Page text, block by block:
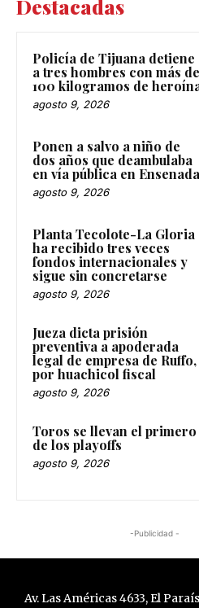
Destacadas
Policía de Tijuana detiene
a tres hombres con más de
100 kilogramos de
agosto 9, 2026
Ponen a salvo a niño de
dos años que deambulaba
en vía pública en Ensenada
agosto 9, 2026
Planta Tecolote-La Gloria
ha recibido tres veces
fondos internacionales y
sigue sin concretarse
agosto 9, 2026
Jueza dicta prisión
preventiva a apoderada
legal de empresa de Ruffo,
por huachicol fiscal
agosto 9, 2026
Toros se llevan el primero
de los playoffs
agosto 9, 2026
-Publicidad -
Av. Las Américas 4633, El